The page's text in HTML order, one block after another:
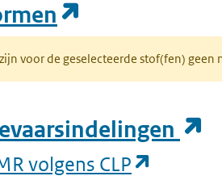
voor de geselecteerde stof(fen)
volgens CLP